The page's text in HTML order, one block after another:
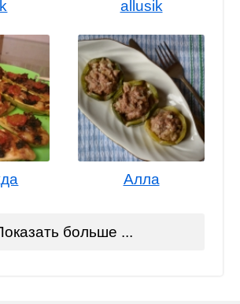
allusik
Алла
больше ...